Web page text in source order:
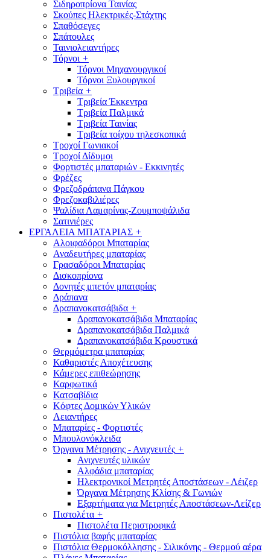
Σιδηροπρίονα Ταινίας
Σκούπες Ηλεκτρικές-Στάχτης
Σπαθόσεγες
Σπάτουλες
Ταινιολειαντήρες
Τόρνοι +
Τόρνοι Μηχανουργικοί
Τόρνοι Ξυλουργικοί
Τριβεία +
Τριβεία Έκκεντρα
Τριβεία Παλμικά
Τριβεία Ταινίας
Τριβεία τοίχου τηλεσκοπικά
Τροχοί Γωνιακοί
Τροχοί Δίδυμοι
Φορτιστές μπαταριών - Εκκινητές
Φρέζες
Φρεζοδράπανα Πάγκου
Φρεζοκαβιλιέρες
Ψαλίδια Λαμαρίνας-Ζουμποψάλιδα
Σατινιέρες
ΕΡΓΑΛΕΙΑ ΜΠΑΤΑΡΙΑΣ +
Αλοιφαδόροι Μπαταρίας
Αναδευτήρες μπαταρίας
Γρασαδόροι Μπαταρίας
Δισκοπρίονα
Δονητές μπετόν μπαταρίας
Δράπανα
Δραπανοκατσάβιδα +
Δραπανοκατσάβιδα Μπαταρίας
Δραπανοκατσάβιδα Παλμικά
Δραπανοκατσάβιδα Κρουστικά
Θερμόμετρα μπαταρίας
Καθαριστές Αποχέτευσης
Κάμερες επιθεώρησης
Καρφωτικά
Κατσαβίδια
Κόφτες Δομικών Υλικών
Λειαντήρες
Μπαταρίες - Φορτιστές
Μπουλονόκλειδα
Όργανα Μέτρησης - Ανιχνευτές +
Ανιχνευτές υλικών
Αλφάδια μπαταρίας
Ηλεκτρονικοί Μετρητές Αποστάσεων - Λέιζερ
Όργανα Μέτρησης Κλίσης & Γωνιών
Εξαρτήματα για Μετρητές Αποστάσεων-Λείζερ
Πιστολέτα +
Πιστολέτα Περιστροφικά
Πιστόλια βαφής μπαταρίας
Πιστόλια Θερμοκόλλησης - Σιλικόνης - Θερμού αέρα